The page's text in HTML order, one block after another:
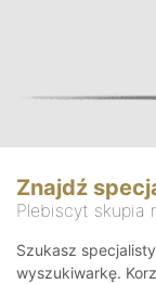
Znajdź
Plebiscyt skupia
Szukasz
wyszukiwarkę.